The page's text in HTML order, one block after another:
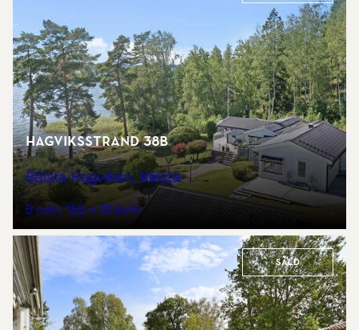
Hagviksstrand 38B
Bålsta Hagviken, Bålsta
5 rum 155 + 10 kvm
Såld